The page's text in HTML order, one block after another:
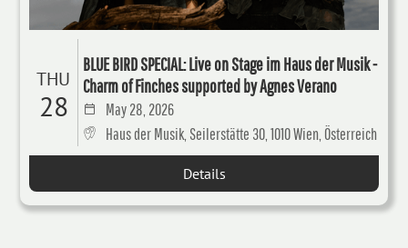
THU
28
BLUE BIRD SPECIAL: Live on Stage im Haus der Musik -
Charm of Finches supported by Agnes Verano
May 28, 2026
Haus der Musik, Seilerstätte 30, 1010 Wien, Österreich
Details